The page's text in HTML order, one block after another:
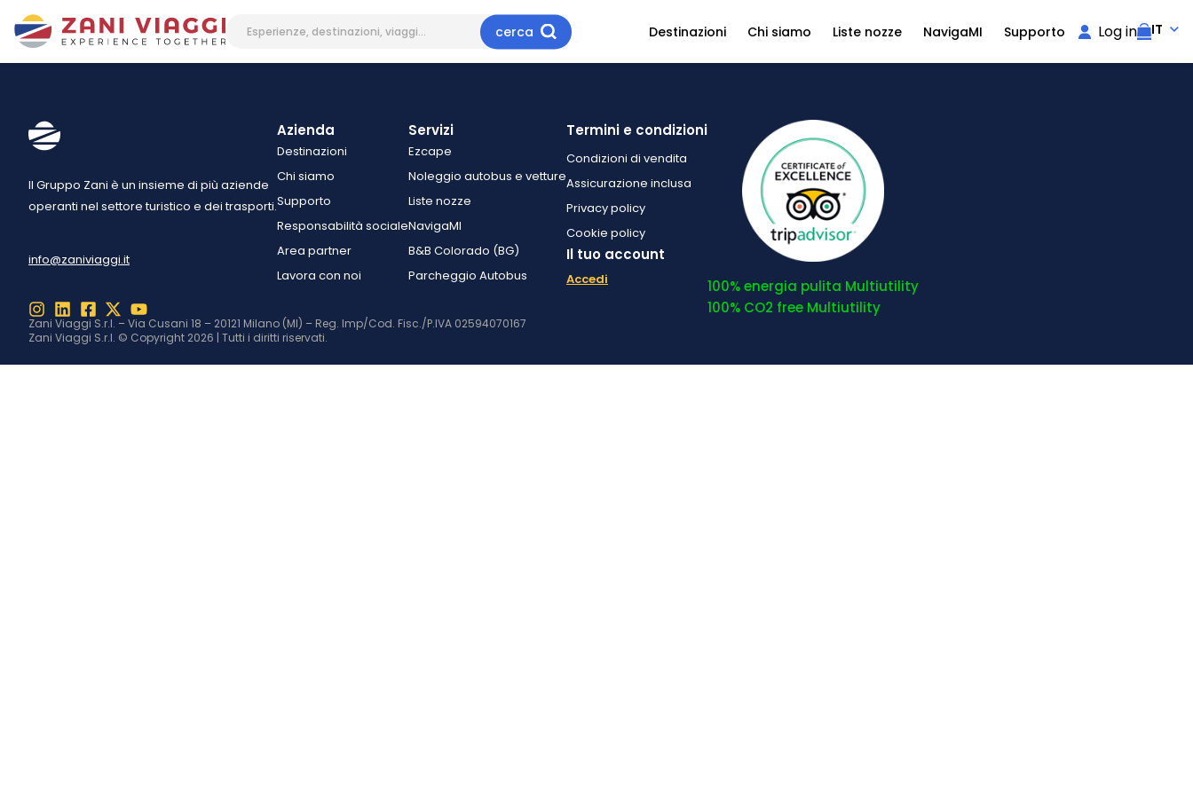
cerca Destinazioni Chi siamo Liste nozze NavigaMI Supporto Log in IT
Il Gruppo Zani è un insieme di più aziende
operanti nel settore turistico e dei trasporti.
info@zaniviaggi.it
Azienda
Destinazioni
Chi siamo
Supporto
Responsabilità sociale
Area partner
Lavora con noi
Servizi
Ezcape
Noleggio autobus e vetture
Liste nozze
NavigaMI
B&B Colorado (BG)
Parcheggio Autobus
Termini e condizioni
Condizioni di vendita
Assicurazione inclusa
Privacy policy
Cookie policy
Il tuo account
Accedi
100% energia pulita Multiutility
100% CO2 free Multiutility
Zani Viaggi S.r.l. – Via Cusani 18 – 20121 Milano (MI) – Reg. Imp/Cod. Fisc./P.IVA 02594070167
Zani Viaggi S.r.l. © Copyright 2026 | Tutti i diritti riservati.